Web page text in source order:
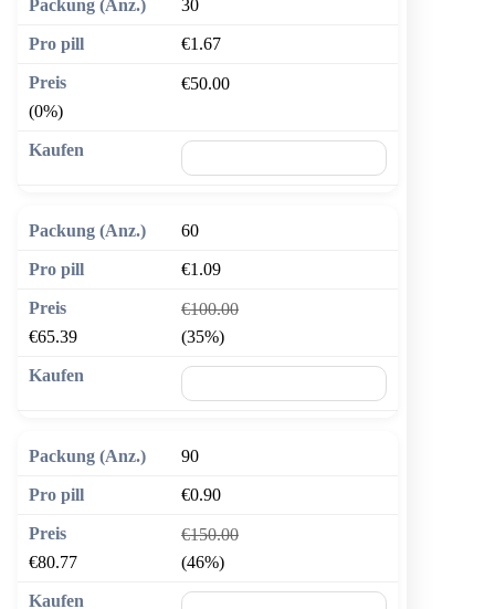
30
€1.67
€50.00
(0%)
60
€1.09
€100.00
€65.39
(35%)
90
€0.90
€150.00
€80.77
(46%)